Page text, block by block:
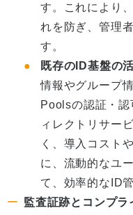
す。これにより
れを防ぎ、管理
す。
既存のID基盤の
情報やグループ
Poolsの認証・
ィレクトリサー
く、導入コスト
に、流動的なユ
て、効率的なID
監査証跡とコンプラ